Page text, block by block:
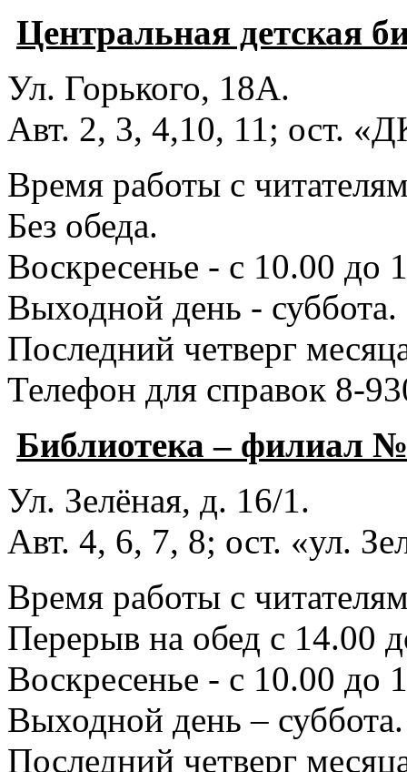
Центральная детская
Ул. Горького, 18А.
Авт. 2, 3, 4,10, 11; ост.
Время работы с
Без обеда.
Воскресенье - с 10.00 до
Выходной день - суббота.
Последний четверг
Телефон для справок 8-
Библиотека – филиал
Ул. Зелёная, д. 16/1.
Авт. 4, 6, 7, 8; ост. «ул.
Время работы с
Перерыв на обед с 14.00
Воскресенье - с 10.00 до
Выходной день – суббота.
Последний четверг